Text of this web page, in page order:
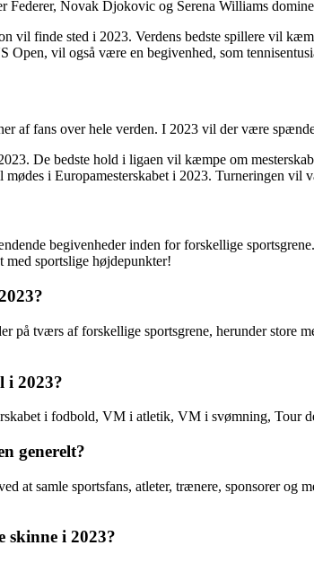
Federer, Novak Djokovic og Serena Williams
vil finde sted i 2023. Verdens bedste spillere vil
Open, vil også være en begivenhed, som
af fans over hele verden. I 2023 vil der være
De bedste hold i ligaen vil kæmpe om
mødes i Europamesterskabet i 2023. Turneringen
begivenheder inden for forskellige
sportslige højdepunkter!
på tværs af forskellige sportsgrene, herunder store
i 2023?
i fodbold, VM i atletik, VM i svømning, Tour
generelt?
at samle sportsfans, atleter, trænere, sponsorer
skinne i 2023?